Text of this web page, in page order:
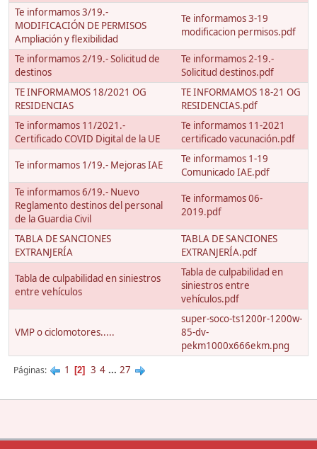
Te informamos 3/19.-
MODIFICACIÓN DE PERMISOS
Ampliación y flexibilidad
Te informamos 3-19
modificacion permisos.pdf
Te informamos 2/19.- Solicitud de
destinos
Te informamos 2-19.-
Solicitud destinos.pdf
TE INFORMAMOS 18/2021 OG
RESIDENCIAS
TE INFORMAMOS 18-21 OG
RESIDENCIAS.pdf
Te informamos 11/2021.-
Certificado COVID Digital de la UE
Te informamos 11-2021
certificado vacunación.pdf
Te informamos 1/19.- Mejoras IAE
Te informamos 1-19
Comunicado IAE.pdf
Te informamos 6/19.- Nuevo
Reglamento destinos del personal
de la Guardia Civil
Te informamos 06-
2019.pdf
TABLA DE SANCIONES
EXTRANJERÍA
TABLA DE SANCIONES
EXTRANJERÍA.pdf
Tabla de culpabilidad en siniestros
entre vehículos
Tabla de culpabilidad en
siniestros entre
vehículos.pdf
VMP o ciclomotores.....
super-soco-ts1200r-1200w-
85-dv-
pekm1000x666ekm.png
Páginas 1 2 3 4 ... 27